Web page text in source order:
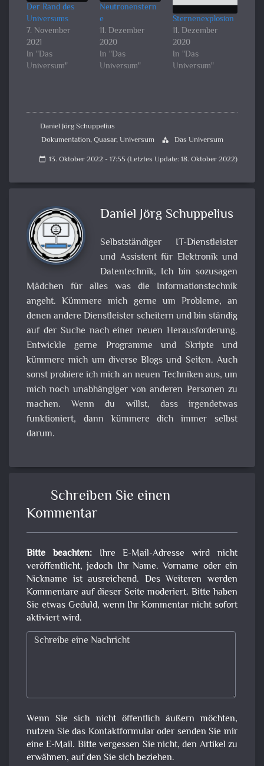
Der Rand des
Universums
7. November
2021
In "Das
Universum"
Neutronenstern
e
11. Dezember
2020
In "Das
Universum"
Sternenexplosion
11. Dezember
2020
In "Das
Universum"
Daniel Jörg Schuppelius
Dokumentation,Quasar,Universum category Das Universum
calendar_today 13. Oktober 2022 - 17:55 (Letztes Update: 18. Oktober 2022)
Daniel Jörg Schuppelius
Selbstständiger IT-Dienstleister
und Assistent für Elektronik und
Datentechnik, Ich bin sozusagen
Mädchen für alles was die Informationstechnik
angeht. Kümmere mich gerne um Probleme, an
denen andere Dienstleister scheitern und bin ständig
auf der Suche nach einer neuen Herausforderung.
Entwickle gerne Programme und Skripte und
kümmere mich um diverse Blogs und Seiten. Auch
sonst probiere ich mich an neuen Techniken aus, um
mich noch unabhängiger von anderen Personen zu
machen. Wenn du willst, dass irgendetwas
funktioniert, dann kümmere dich immer selbst
darum.
Schreiben Sie einen
Kommentar
Bitte beachten:Ihre E-Mail-Adresse wird nicht
veröffentlicht, jedoch Ihr Name. Vorname oder ein
Nickname ist ausreichend. Des Weiteren werden
Kommentare auf dieser Seite moderiert. Bitte haben
Sie etwas Geduld, wenn Ihr Kommentar nicht sofort
aktiviert wird.
Wenn Sie sich nicht öffentlich äußern möchten,
nutzen Sie das Kontaktformular oder senden Sie mir
eine E-Mail. Bitte vergessen Sie nicht, den Artikel zu
erwähnen, auf den Sie sich beziehen.